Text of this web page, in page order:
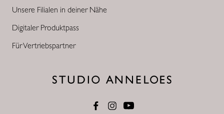
Unsere Filialen in deiner Nähe
Digitaler Produktpass
Für Vertriebspartner